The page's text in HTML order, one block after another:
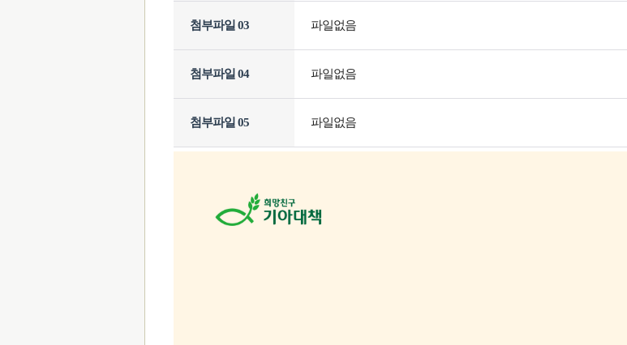
첨부파일 03 파일없음
첨부파일 04 파일없음
첨부파일 05 파일없음